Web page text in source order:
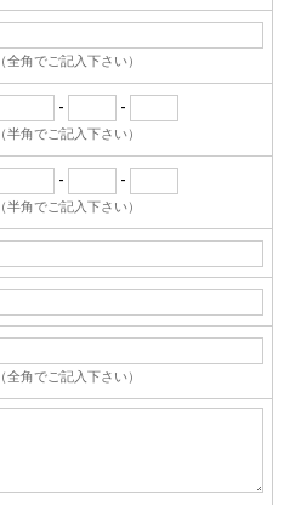
（全角でご記入下さい）
- -
（半角でご記入下さい）
- -
（半角でご記入下さい）
（全角でご記入下さい）